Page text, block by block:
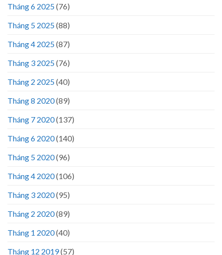
Tháng 6 2025(76)
Tháng 5 2025(88)
Tháng 4 2025(87)
Tháng 3 2025(76)
Tháng 2 2025(40)
Tháng 8 2020(89)
Tháng 7 2020(137)
Tháng 6 2020(140)
Tháng 5 2020(96)
Tháng 4 2020(106)
Tháng 3 2020(95)
Tháng 2 2020(89)
Tháng 1 2020(40)
Tháng 12 2019(57)